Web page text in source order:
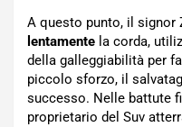
A questo punto, il signor
lentamente la corda,
della galleggiabilità per
piccolo sforzo, il
successo. Nelle battute
proprietario del Suv